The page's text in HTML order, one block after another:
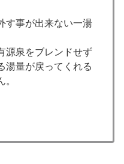
す事が出来ない一湯
源泉をブレンドせず
湯量が戻ってくれる